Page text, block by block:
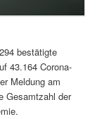
bestätigte
43.164 Corona-
Meldung am
Gesamtzahl der